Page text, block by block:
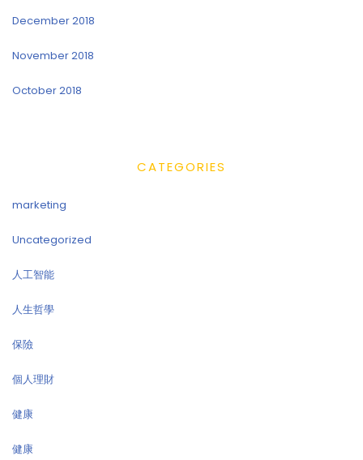
December 2018
November 2018
October 2018
CATEGORIES
marketing
Uncategorized
人工智能
人生哲學
保險
個人理財
健康
健康